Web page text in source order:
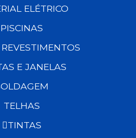
ELÉTRICO
PISCINAS
E JANELAS
TELHAS
TINTAS